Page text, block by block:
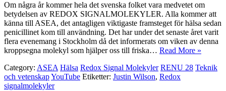
Om några år kommer hela det svenska folket vara medvetet om
betydelsen av REDOX SIGNALMOLEKYLER. Alla kommer att
känna till ASEA, det antagligen viktigaste framsteget för hälsa sedan
penicillinet kom till användning. Det har under det senaste året varit
flera evenemang i Stockholm då det informerats om viken av denna
kroppsegna molekyl som hjälper oss till friska… Read More »
Category: ASEA Hälsa Redox Signal Molekyler RENU 28 Teknik
och vetenskapYouTube Etiketter: Justin Wilson, Redox
signalmolekyler